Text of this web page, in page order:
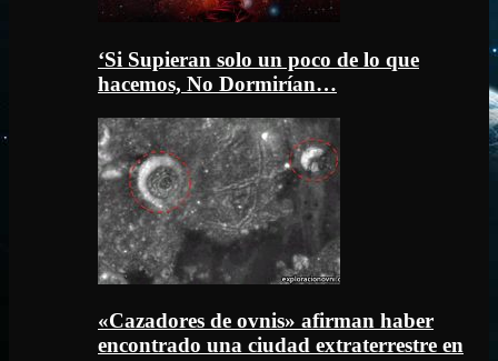
‘Si Supieran solo un poco de lo que
hacemos, No Dormirían…
«Cazadores de ovnis» afirman haber
encontrado una ciudad extraterrestre en